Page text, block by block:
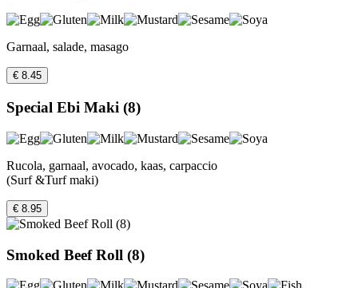
Garnaal, salade, masago
€ 8.45
Special Ebi Maki (8)
Rucola, garnaal, avocado, kaas, carpaccio
(Surf &Turf maki)
€ 8.95
Smoked Beef Roll (8)